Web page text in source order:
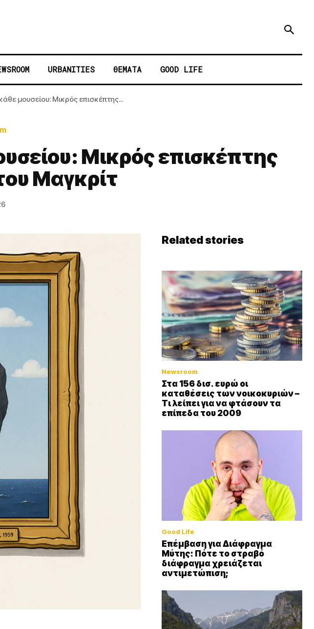
URBANITIES ΘΕΜΑΤΑ GOOD LIFE
μουσείου: Μικρός επισκέπτης...
Μικρός επισκέπτης
Μαγκρίτ
Related stories
Newsroom
Στα 156 δισ. ευρώ οι
καταθέσεις των νοικοκυριών –
Τι λείπει για να φτάσουν τα
επίπεδα του 2009
Good Life
Επέμβαση για Διάφραγμα
Μύτης: Πότε το στραβό
διάφραγμα χρειάζεται
αντιμετώπιση;